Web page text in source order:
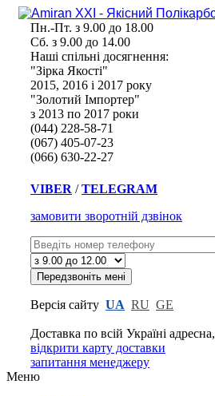
Пн.-Пт. з 9.00 до 18.00
Сб. з 9.00 до 14.00
Наші спільні досягнення:
"Зірка Якості"
2015, 2016 і 2017 року
"Золотий Імпортер"
з 2013 по 2017 роки
(044) 228-58-71
(067) 405-07-23
(066) 630-22-27
VIBER /TELEGRAM
замовити зворотній дзвінок
Версія сайту UA RU GE
Доставка по всій Україні адресна,
відкрити карту доставки
запитання менеджеру
Меню